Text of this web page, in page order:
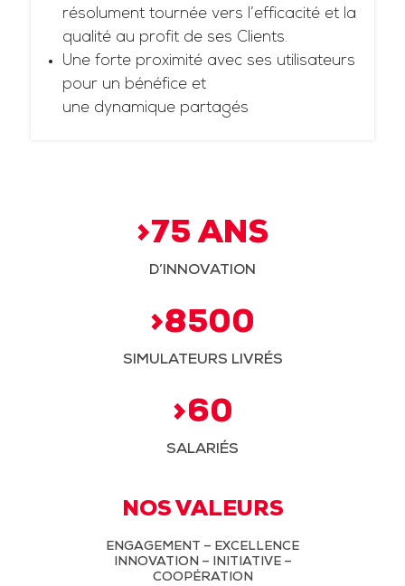
résolument tournée vers l’efficacité et la
qualité au profit de ses Clients.
Une forte proximité avec ses utilisateurs
pour un bénéfice et
une dynamique partagés
>75 ANS
D’INNOVATION
>8500
SIMULATEURS LIVRÉS
>60
SALARIÉS
NOS VALEURS
ENGAGEMENT – EXCELLENCE
INNOVATION – INITIATIVE –
COOPÉRATION